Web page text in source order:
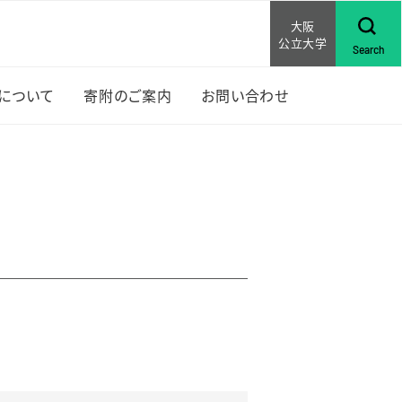
大阪
公立大学
Search
ついて 寄附のご案内 お問い合わせ